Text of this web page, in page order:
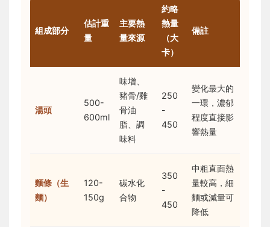
組成部分
估計重
量
主要熱
量來源
約略
熱量
（大
卡）
備註
湯頭
500-
600ml
味增、
豬骨/雞
骨油
脂、調
味料
250
-
450
變化最大的
一環，濃郁
程度直接影
響熱量
麵條（生
麵）
120-
150g
碳水化
合物
350
-
450
中粗直面熱
量較高，細
麵或減量可
降低